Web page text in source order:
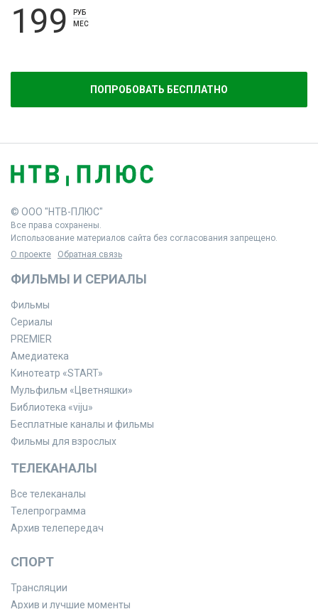
199
РУБ
МЕС
ПОПРОБОВАТЬ БЕСПЛАТНО
© ООО "НТВ-ПЛЮС"
Все права сохранены.
Использование материалов сайта без согласования запрещено.
О проекте
Обратная связь
ФИЛЬМЫ И СЕРИАЛЫ
Фильмы
Сериалы
PREMIER
Амедиатека
Кинотеатр «START»
Мульфильм «Цветняшки»
Библиотека «viju»
Бесплатные каналы и фильмы
Фильмы для взрослых
ТЕЛЕКАНАЛЫ
Все телеканалы
Телепрограмма
Архив телепередач
СПОРТ
Трансляции
Архив и лучшие моменты